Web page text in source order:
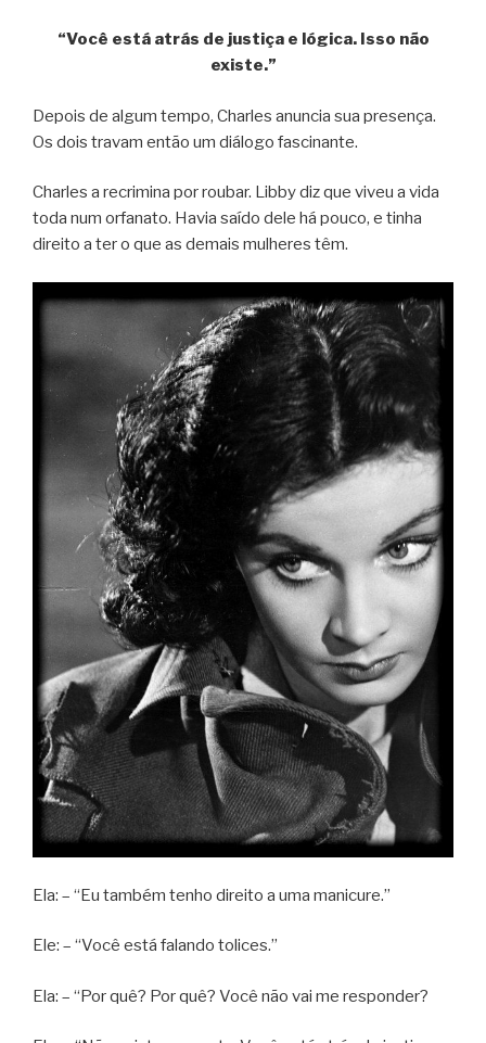
“Você está atrás de justiça e lógica. Isso não
existe.”
Depois de algum tempo, Charles anuncia sua presença.
Os dois travam então um diálogo fascinante.
Charles a recrimina por roubar. Libby diz que viveu a vida
toda num orfanato. Havia saído dele há pouco, e tinha
direito a ter o que as demais mulheres têm.
Ela: – “Eu também tenho direito a uma manicure.”
Ele: – “Você está falando tolices.”
Ela: – “Por quê? Por quê? Você não vai me responder?